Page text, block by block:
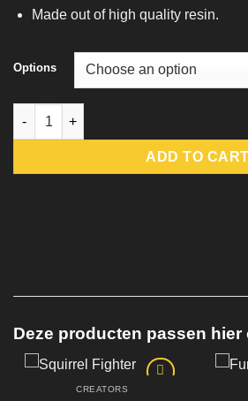
Made out of high quality resin.
Options
Vaulters set - Raised from Resin
ADD TO CART
Deze producten passen
CREATORS